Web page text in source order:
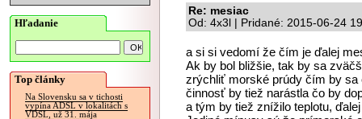
Hľadanie
Top články
Na Slovensku sa v tichosti
vypína ADSL v lokalitách s
VDSL, už 31. mája
Re: mesiac
Od: 4x3l | Pridané: 2015-06-24
a si si vedomí že čím je ďalej
Ak by bol bližšie, tak by sa
zrýchliť morské prúdy čím by sa
činnosť by tiež narástla čo by
a tým by tiež znížilo teplotu,